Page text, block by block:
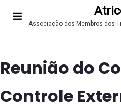
Associação dos Membros dos
Reunião do
Controle